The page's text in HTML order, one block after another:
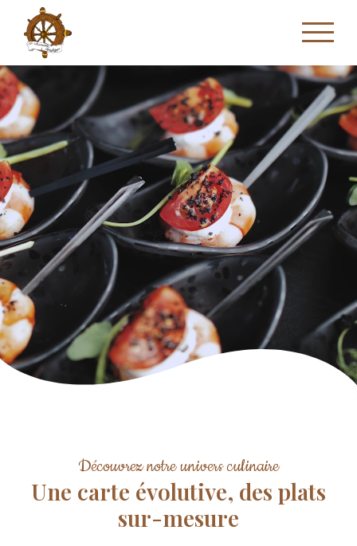
Découvrez notre univers culinaire
Une carte évolutive, des plats
sur-mesure